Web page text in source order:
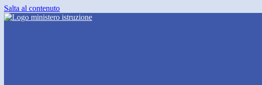
Salta al contenuto